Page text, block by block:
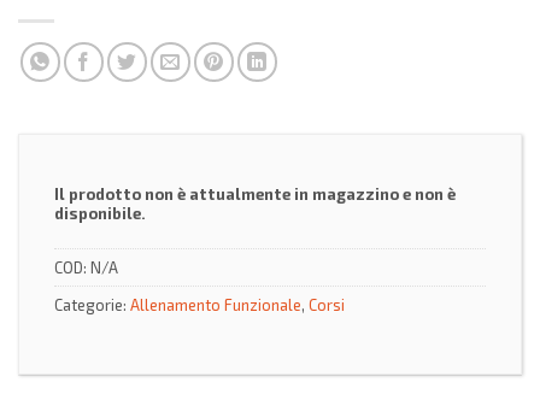
Il prodotto non è attualmente in magazzino e non è
disponibile.
COD: N/A
Categorie: Allenamento Funzionale, Corsi